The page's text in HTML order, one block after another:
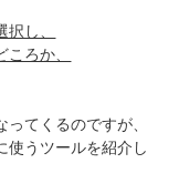
し、
ろか、
ってくるのですが、
使うツールを紹介し